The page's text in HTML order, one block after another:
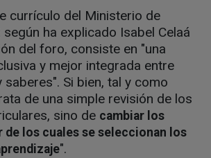
currículo del Ministerio de
según ha explicado Isabel Celaá
del foro, consiste en "una
y mejor integrada entre
Si bien, tal y como
de una simple revisión de los
sino de cambiar los
los cuales se seleccionan los
".